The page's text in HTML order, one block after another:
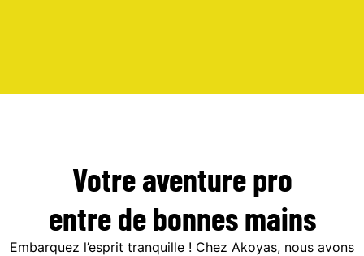
Votre aventure pro
entre de bonnes mains
Embarquez l’esprit tranquille ! Chez Akoyas, nous avons